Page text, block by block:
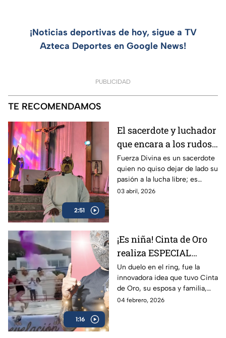
¡Noticias deportivas de hoy, sigue a TV
Azteca Deportes en Google News!
PUBLICIDAD
TE RECOMENDAMOS
2:51
El sacerdote y luchador
que encara a los rudos
y al pecado: Fuerza
Divina
Fuerza Divina es un sacerdote
quien no quiso dejar de lado su
pasión a la lucha libre; es
profesional de este deporte y
03 abril, 2026
1:16
¡Es niña! Cinta de Oro
realiza ESPECIAL
revelación de género
en un ring de lucha
libre
Un duelo en el ring, fue la
innovadora idea que tuvo Cinta
de Oro, su esposa y familia,
para anunciar y celebrar la
04 febrero, 2026